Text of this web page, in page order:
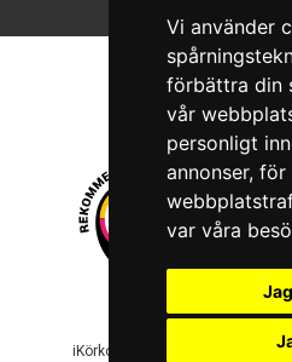
Vi använder
förbättra din
vår
personligt
annonser,
var våra
© 2026 Boboshi AB. Alla
iKörkort är ett registrerat